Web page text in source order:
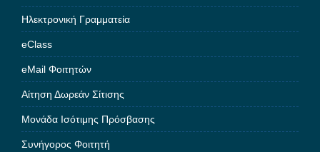
Ηλεκτρονική Γραμματεία
eClass
eMail Φοιτητών
Αίτηση Δωρεάν Σίτισης
Μονάδα Ισότιμης Πρόσβασης
Συνήγορος Φοιτητή